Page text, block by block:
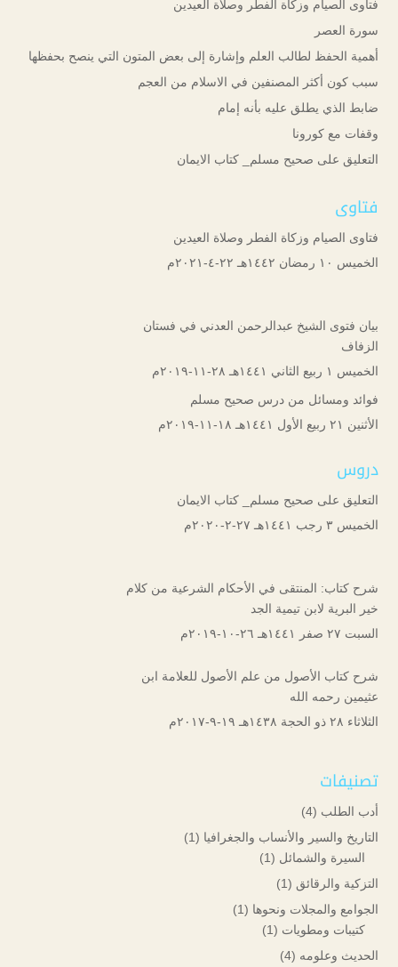
فتاوى الصيام وزكاة الفطر وصلاة العيدين
سورة العصر
أهمية الحفظ لطالب العلم وإشارة إلى بعض المتون التي ينصح بحفظها
سبب كون أكثر المصنفين في الاسلام من العجم
ضابط الذي يطلق عليه بأنه إمام
وقفات مع كورونا
التعليق على صحيح مسلم_ كتاب الايمان
فتاوى
فتاوى الصيام وزكاة الفطر وصلاة العيدين
الخميس ۱۰ رمضان ۱٤٤۲هـ ۲۲-٤-۲۰۲۱م
بيان فتوى الشيخ عبدالرحمن العدني في فستان
الزفاف
الخميس ۱ ربيع الثاني ۱٤٤۱هـ ۲۸-۱۱-۲۰۱۹م
فوائد ومسائل من درس صحيح مسلم
الأثنين ۲۱ ربيع الأول ۱٤٤۱هـ ۱۸-۱۱-۲۰۱۹م
دروس
التعليق على صحيح مسلم_ كتاب الايمان
الخميس ۳ رجب ۱٤٤۱هـ ۲۷-۲-۲۰۲۰م
شرح كتاب: المنتقى في الأحكام الشرعية من كلام
خير البرية لابن تيمية الجد
السبت ۲۷ صفر ۱٤٤۱هـ ۲٦-۱۰-۲۰۱۹م
شرح كتاب الأصول من علم الأصول للعلامة ابن
عثيمين رحمه الله
الثلاثاء ۲۸ ذو الحجة ۱٤۳۸هـ ۱۹-۹-۲۰۱۷م
تصنيفات
أدب الطلب (4)
التاريخ والسير والأنساب والجغرافيا (1)
السيرة والشمائل (1)
التزكية والرقائق (1)
الجوامع والمجلات ونحوها (1)
كتيبات ومطويات (1)
الحديث وعلومه (4)